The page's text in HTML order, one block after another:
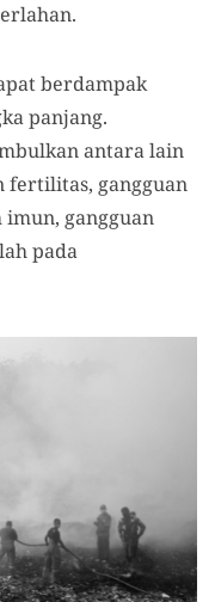
berdampak
panjang.
antara lain
fertilitas, gangguan
gangguan
pada